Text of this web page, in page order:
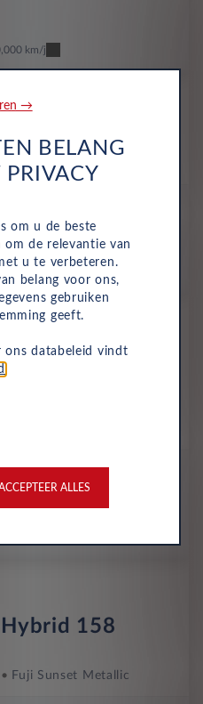
km/j
AT
Fuji Sunset Metallic
km/j
Hybrid 158
158
Fuji Sunset Metallic
→
BELANG
om u de beste
de relevantie van
u te verbeteren.
belang voor ons,
gebruiken
geeft.
ons databeleid vindt
ALLES